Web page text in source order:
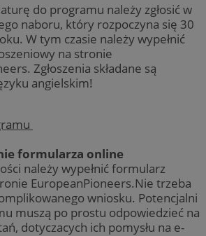
do programu należy zgłosić w
naboru, który rozpoczyna się 30
W tym czasie należy wypełnić
na stronie
Zgłoszenia składane są
angielskim!
formularza online
należy wypełnić formularz
EuropeanPioneers.Nie trzeba
wniosku. Potencjalni
muszą po prostu odpowiedzieć na
dotyczacych ich pomysłu na e-